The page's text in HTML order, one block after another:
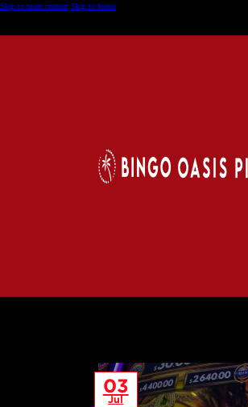
Skip to main content Skip to footer
03
Jul